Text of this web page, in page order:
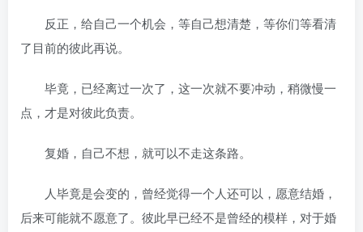
反正，给自己一个机会，等自己想清楚，等你们等看清
了目前的彼此再说。
毕竟，已经离过一次了，这一次就不要冲动，稍微慢一
点，才是对彼此负责。
复婚，自己不想，就可以不走这条路。
人毕竟是会变的，曾经觉得一个人还可以，愿意结婚，
后来可能就不愿意了。彼此早已经不是曾经的模样，对于婚